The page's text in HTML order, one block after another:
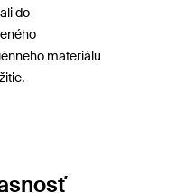
do
materiálu